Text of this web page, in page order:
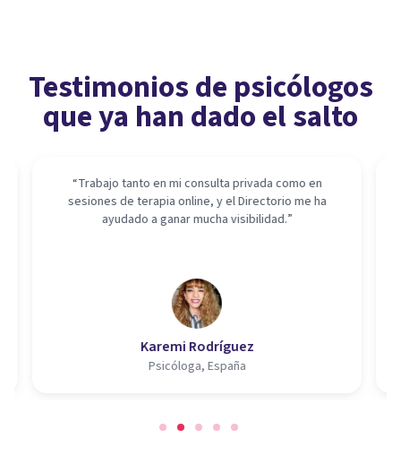
Testimonios de psicólogos
que ya han dado el salto
Trabajo tanto en mi consulta privada como en
sesiones de terapia online, y el Directorio me ha
ayudado a ganar mucha visibilidad.”
Karemi Rodríguez
Psicóloga, España